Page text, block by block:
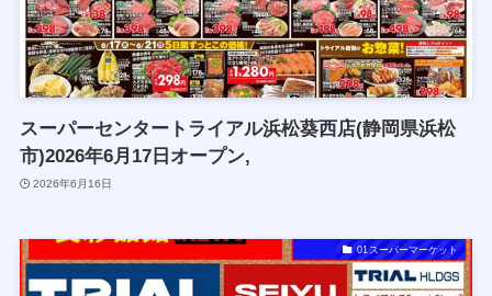
スーパーセンタートライアル浜松葵西店(静岡県浜松
市)2026年6月17日オープン,
2026年6月16日
01スーパーマーケット